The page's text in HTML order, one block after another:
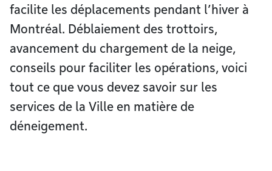
facilite les déplacements pendant l’hiver à
Montréal. Déblaiement des trottoirs,
avancement du chargement de la neige,
conseils pour faciliter les opérations, voici
tout ce que vous devez savoir sur les
services de la Ville en matière de
déneigement.